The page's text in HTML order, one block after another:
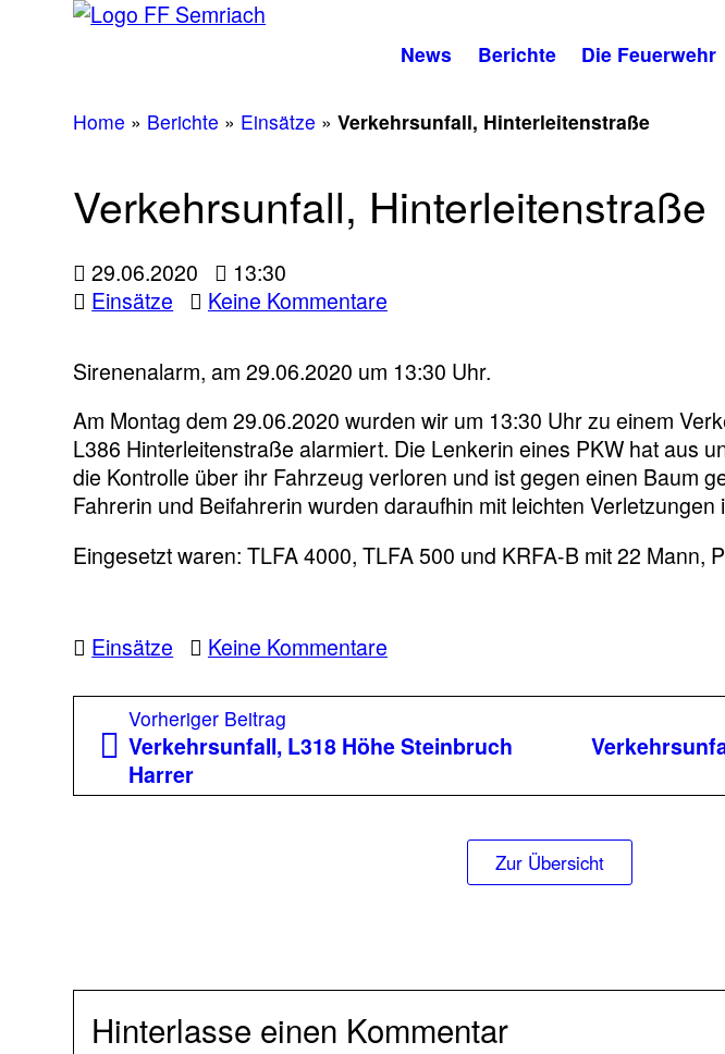
News Berichte Die Feuerwehr
Home » Berichte » Einsätze »Verkehrsunfall, Hinterleitenstraße
Verkehrsunfall, Hinterleitenstraße
29.06.2020
13:30
Einsätze
Keine Kommentarezu
Sirenenalarm, am 29.06.2020 um 13:30 Uhr.
Am Montag dem 29.06.2020 wurden wir um 13:30 Uhr zu einem
L386 Hinterleitenstraße alarmiert. Die Lenkerin eines PKW hat aus
die Kontrolle über ihr Fahrzeug verloren und ist gegen einen Baum
Fahrerin und Beifahrerin wurden daraufhin mit leichten
Eingesetzt waren: TLFA 4000, TLFA 500 und KRFA-B mit 22 Mann,
Einsätze Keine Kommentarezu
Hinterleitenstraße
Beitragsnavigation
Vorheriger BeitragVorheriger
Beitrag:
Verkehrsunfall, L318 Höhe Steinbruch
Harrer
Zur Übersicht
Hinterlasse einen Kommentar